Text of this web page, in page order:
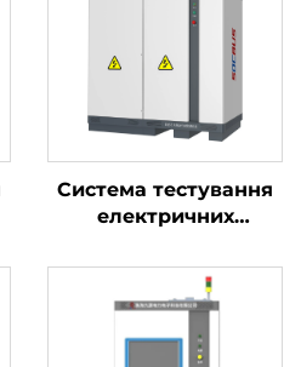
Система тестування
електричних
літієвих акумуляторів
(750 В)